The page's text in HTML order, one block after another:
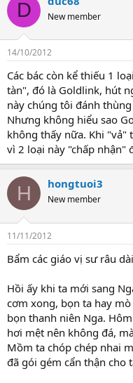
D New member
14/10/2012
Các bác còn kể thiếu 1
tàn", đó là Goldlink, hút
này chúng tôi đánh
Nhưng không hiểu sao
không thấy nữa. Khi "vả"
vì 2 loại này "chấp nhận"
H hongtuoi3
New member
11/11/2012
Bẩm các giáo vị sư râu
Hồi ấy khi ta mới sang
cơm xong, bọn ta hay
bọn thanh niên Nga.
hơi mệt nên không đá,
Mồm ta chóp chép nhai
đã gói gém cẩn thận cho